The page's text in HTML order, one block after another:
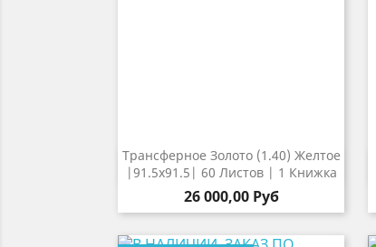
Трансферное Золото (1.40) Желтое
|91.5х91.5| 60 Листов | 1 Книжка
26 000,00 Руб
 Быстрый просмотр